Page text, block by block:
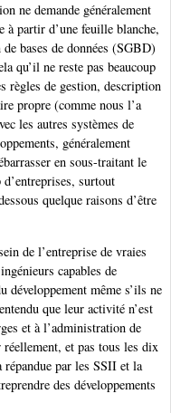
ne demande généralement
à partir d’une feuille blanche,
bases de données (SGBD)
qu’il ne reste pas beaucoup
règles de gestion, description
propre (comme nous l’a
les autres systèmes de
généralement
en sous-traitant le
surtout
quelque raisons d’être
de l’entreprise de vraies
capables de
développement même s’ils ne
que leur activité n’est
et à l’administration de
et pas tous les dix
par les SSII et la
des développements